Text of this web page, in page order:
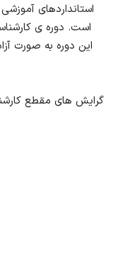
استانداردهای
است. دوره ی
این دوره به صورت
گرایش های مقطع